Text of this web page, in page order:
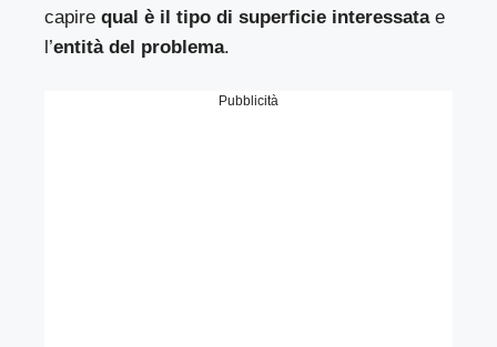
capirequal è il tipo di superficie interessatae
l’entità del problema.
Pubblicità